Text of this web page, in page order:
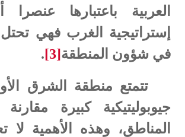
العربية باعتبارها
إستراتيجية الغرب فهي
في شؤون المنطقة[3]
.
تتمتع منطقة الشرق
جيوبوليتيكية كبيرة
المناطق، وهذه الأهمية لا